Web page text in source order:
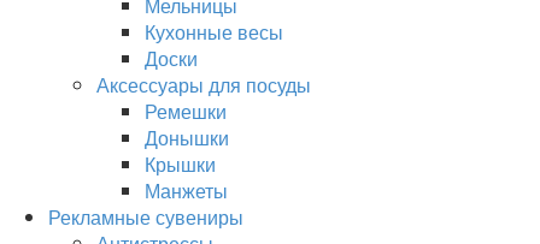
Кухонные весы
Доски
Аксессуары для посуды
Ремешки
Донышки
Крышки
Манжеты
Рекламные сувениры